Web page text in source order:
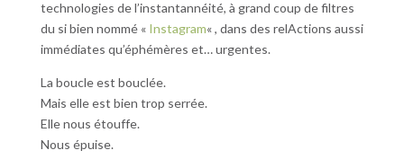
technologies de l’instantannéité, à grand coup de filtres
du si bien nommé « Instagram« , dans des relActions aussi
immédiates qu’éphémères et… urgentes.
La boucle est bouclée.
Mais elle est bien trop serrée.
Elle nous étouffe.
Nous épuise.